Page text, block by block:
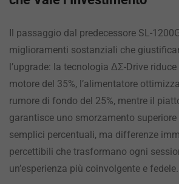
Il passaggio dal predecessore SL-
miglioramenti sostanziali che
l’upgrade: la tecnologia ΔΣ-Drive
motore del 35%, l’alimentatore
rumore di fondo del 25%, mentre il
garantisce uno smorzamento superiore
semplici percentuali, ma differenze
percettibili che trasformano ogni
un’esperienza più coinvolgente e fedele.